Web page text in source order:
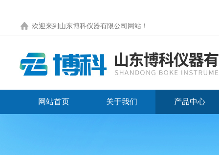
欢迎来到 山东博科仪器有限公司网站 ！
网站首页 关于我们 产品中心